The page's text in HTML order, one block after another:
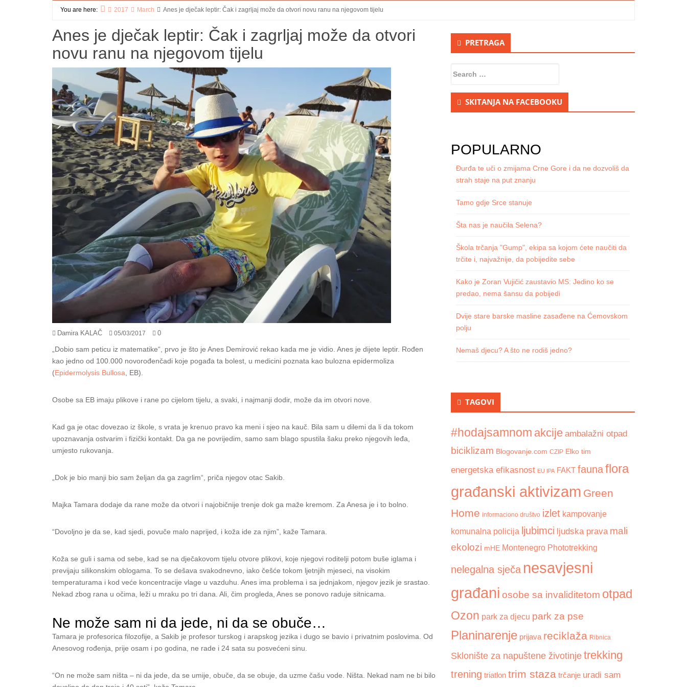
You are here:
2017 March Anes je dječak leptir: Čak i zagrljaj može da otvori novu ranu na njegovom tijelu
Anes je dječak leptir: Čak i zagrljaj može da otvori
novu ranu na njegovom tijelu
Damira KALAČ 05/03/2017 0
„Dobio sam peticu iz matematike“, prvo je što je Anes Demirović rekao kada me je vidio. Anes je dijete leptir. Rođen
kao jedno od 100.000 novorođenčadi koje pogađa ta bolest, u medicini poznata kao bulozna epidermoliza
(Epidermolysis Bullosa , EB).
Osobe sa EB imaju plikove i rane po cijelom tijelu, a svaki, i najmanji dodir, može da im otvori nove.
Kad ga je otac dovezao iz škole, s vrata je krenuo pravo ka meni i sjeo na kauč. Bila sam u dilemi da li da tokom
upoznavanja ostvarim i fizički kontakt. Da ga ne povrijedim, samo sam blago spustila šaku preko njegovih leđa,
umjesto rukovanja.
„Dok je bio manji bio sam željan da ga zagrlim“, priča njegov otac Sakib.
Majka Tamara dodaje da rane može da otvori i najobičnije trenje dok ga maže kremom. Za Anesa je i to bolno.
“Dovoljno je da se, kad sjedi, povuče malo naprijed, i koža ide za njim”, kaže Tamara.
Koža se guli i sama od sebe, kad se na dječakovom tijelu otvore plikovi, koje njegovi roditelji potom buše iglama i
previjaju silikonskim oblogama. To se dešava svakodnevno, iako češće tokom ljetnjih mjeseci, na visokim
temperaturama i kod veće koncentracije vlage u vazduhu. Anes ima problema i sa jednjakom, njegov jezik je srastao.
Nekad zbog rana u očima, leži u mraku po tri dana. Ali, čim progleda, Anes se ponovo raduje sitnicama.
Ne može sam ni da jede, ni da se obuče…
Tamara je profesorica filozofije, a Sakib je profesor turskog i arapskog jezika i dugo se bavio i privatnim poslovima. Od
Anesovog rođenja, prije osam i po godina, ne rade i 24 sata su posvećeni sinu.
“On ne može sam ništa – ni da jede, da se umije, obuče, da se obuje, da uzme čašu vode. Ništa. Nekad nam ne bi bilo
Secondary
Sidebar
PRETRAGA
SKITANJA NA FACEBOOKU
POPULARNO
Đurđa te uči o zmijama Crne Gore i da ne dozvoliš da
strah staje na put znanju
Tamo gdje Srce stanuje
Šta nas je naučila Selena?
Škola trčanja "Gump", ekipa sa kojom ćete naučiti da
trčite i, najvažnije, da pobijedite sebe
Kako je Zoran Vujičić zaustavio MS: Jedino ko se
predao, nema šansu da pobijedi
Dvije stare barske masline zasađene na Ćemovskom
polju
Nemaš djecu? A što ne rodiš jedno?
TAGOVI
#hodajsamnom akcije ambalažni otpad
biciklizam Blogovanje.com CZIP Elko tim
energetska efikasnost EU IPA FAKT faunaflora
građanski aktivizam Green
Home informaciono društvo izlet kampovanje
komunalna policija ljubimci ljudska prava mali
ekolozi mHE Montenegro Phototrekking
nelegalna sječa nesavjesni
građani osobe sa invaliditetom otpad
Ozon park za djecu park za pse
Planinarenje prijava reciklaža Ribnica
Sklonište za napuštene životinje trekking
trening triatlon trim staza trčanje uradi sam